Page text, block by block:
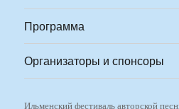
Программа
Организаторы и спонсоры
Ильменский фестиваль авторской